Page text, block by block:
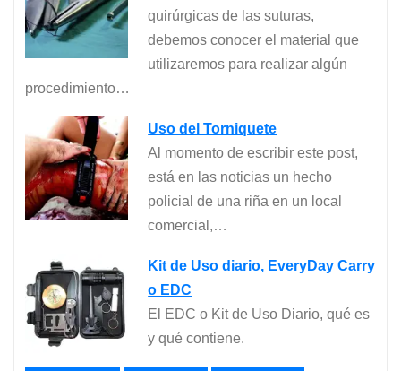
quirúrgicas de las suturas,
debemos conocer el material que
utilizaremos para realizar algún
procedimiento…
Uso del Torniquete
Al momento de escribir este post,
está en las noticias un hecho
policial de una riña en un local
comercial,…
Kit de Uso diario, EveryDay Carry
o EDC
El EDC o Kit de Uso Diario, qué es
y qué contiene.